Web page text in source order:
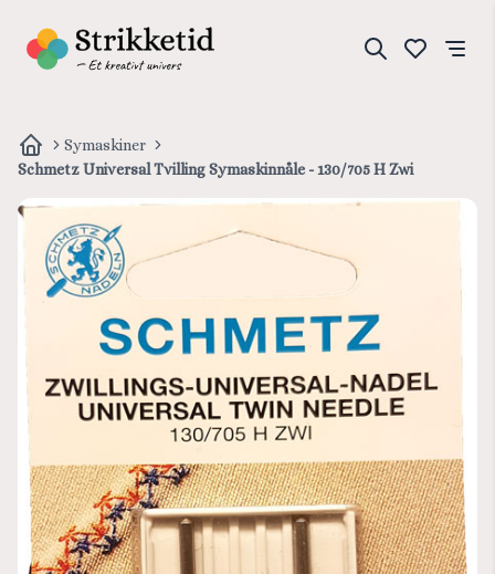
Symaskiner
Schmetz Universal Tvilling Symaskinnåle - 130/705 H Zwi